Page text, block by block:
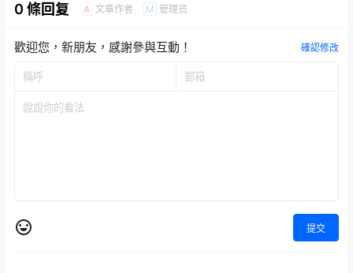
0 條回复 A 文章作者 M 管理员
歡迎您，新朋友，感謝參與互動！ 確認修改
提交